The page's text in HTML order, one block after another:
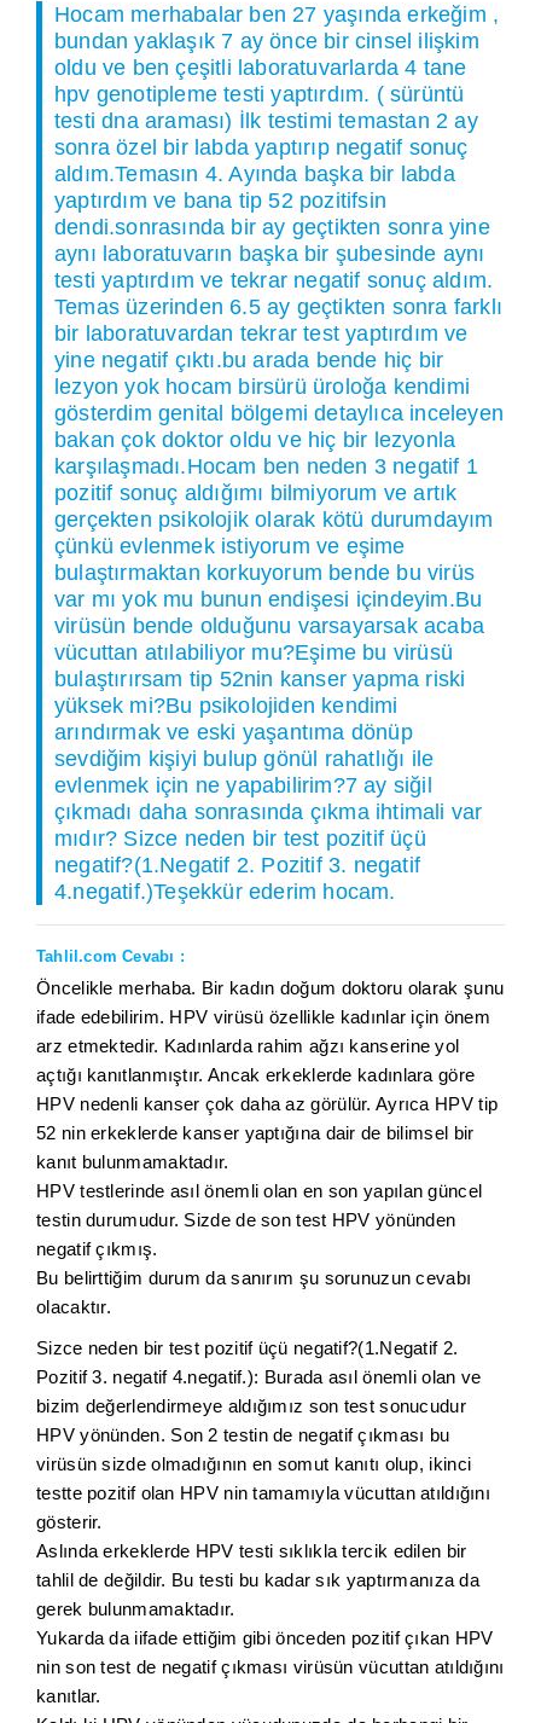
Hocam merhabalar ben 27 yaşında erkeğim ,
bundan yaklaşık 7 ay önce bir cinsel ilişkim
oldu ve ben çeşitli laboratuvarlarda 4 tane
hpv genotipleme testi yaptırdım. ( sürüntü
testi dna araması) İlk testimi temastan 2 ay
sonra özel bir labda yaptırıp negatif sonuç
aldım.Temasın 4. Ayında başka bir labda
yaptırdım ve bana tip 52 pozitifsin
dendi.sonrasında bir ay geçtikten sonra yine
aynı laboratuvarın başka bir şubesinde aynı
testi yaptırdım ve tekrar negatif sonuç aldım.
Temas üzerinden 6.5 ay geçtikten sonra farklı
bir laboratuvardan tekrar test yaptırdım ve
yine negatif çıktı.bu arada bende hiç bir
lezyon yok hocam birsürü üroloğa kendimi
gösterdim genital bölgemi detaylıca inceleyen
bakan çok doktor oldu ve hiç bir lezyonla
karşılaşmadı.Hocam ben neden 3 negatif 1
pozitif sonuç aldığımı bilmiyorum ve artık
gerçekten psikolojik olarak kötü durumdayım
çünkü evlenmek istiyorum ve eşime
bulaştırmaktan korkuyorum bende bu virüs
var mı yok mu bunun endişesi içindeyim.Bu
virüsün bende olduğunu varsayarsak acaba
vücuttan atılabiliyor mu?Eşime bu virüsü
bulaştırırsam tip 52nin kanser yapma riski
yüksek mi?Bu psikolojiden kendimi
arındırmak ve eski yaşantıma dönüp
sevdiğim kişiyi bulup gönül rahatlığı ile
evlenmek için ne yapabilirim?7 ay siğil
çıkmadı daha sonrasında çıkma ihtimali var
mıdır? Sizce neden bir test pozitif üçü
negatif?(1.Negatif 2. Pozitif 3. negatif
4.negatif.)Teşekkür ederim hocam.
Tahlil.com Cevabı :
Öncelikle merhaba. Bir kadın doğum doktoru olarak şunu
ifade edebilirim. HPV virüsü özellikle kadınlar için önem
arz etmektedir. Kadınlarda rahim ağzı kanserine yol
açtığı kanıtlanmıştır. Ancak erkeklerde kadınlara göre
HPV nedenli kanser çok daha az görülür. Ayrıca HPV tip
52 nin erkeklerde kanser yaptığına dair de bilimsel bir
kanıt bulunmamaktadır.
HPV testlerinde asıl önemli olan en son yapılan güncel
testin durumudur. Sizde de son test HPV yönünden
negatif çıkmış.
Bu belirttiğim durum da sanırım şu sorunuzun cevabı
olacaktır.
Sizce neden bir test pozitif üçü negatif?(1.Negatif 2.
Pozitif 3. negatif 4.negatif.): Burada asıl önemli olan ve
bizim değerlendirmeye aldığımız son test sonucudur
HPV yönünden. Son 2 testin de negatif çıkması bu
virüsün sizde olmadığının en somut kanıtı olup, ikinci
testte pozitif olan HPV nin tamamıyla vücuttan atıldığını
gösterir.
Aslında erkeklerde HPV testi sıklıkla tercik edilen bir
tahlil de değildir. Bu testi bu kadar sık yaptırmanıza da
gerek bulunmamaktadır.
Yukarda da iifade ettiğim gibi önceden pozitif çıkan HPV
nin son test de negatif çıkması virüsün vücuttan atıldığını
kanıtlar.